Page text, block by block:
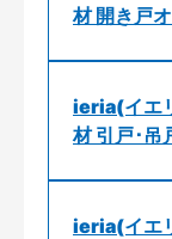
材 開き戸
ieria(イエ
材 引戸･吊
ieria(イエ